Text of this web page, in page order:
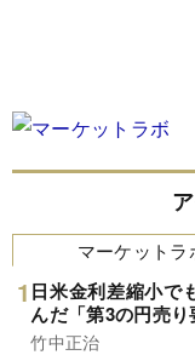
マーケットラ
日米金利差縮小で
んだ「第3の円売
竹中正治